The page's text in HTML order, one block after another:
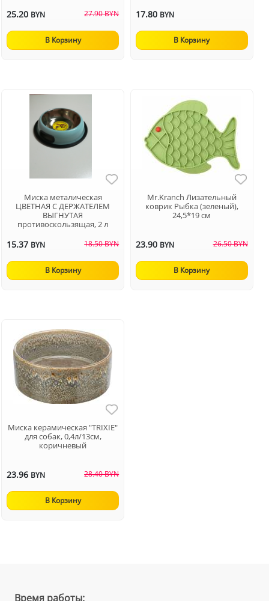
25.20 BYN 27.90 BYN
В Корзину
17.80 BYN
В Корзину
Миска металическая
ЦВЕТНАЯ С ДЕРЖАТЕЛЕМ
ВЫГНУТАЯ
противоскользящая, 2 л
15.37 BYN 18.50 BYN
В Корзину
Mr.Kranch Лизательный
коврик Рыбка (зеленый),
24,5*19 см
23.90 BYN 26.50 BYN
В Корзину
Миска керамическая "TRIXIE"
для собак, 0,4л/13см,
коричневый
23.96 BYN 28.40 BYN
В Корзину
Время работы: